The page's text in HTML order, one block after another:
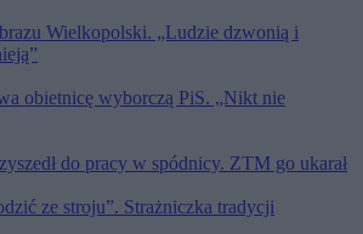
Wielkopolski. „Ludzie dzwonią i
obietnicę wyborczą PiS. „Nikt nie
do pracy w spódnicy. ZTM go ukarał
ze stroju”. Strażniczka tradycji